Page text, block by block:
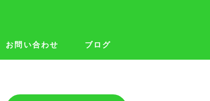
お問い合わせ ブログ